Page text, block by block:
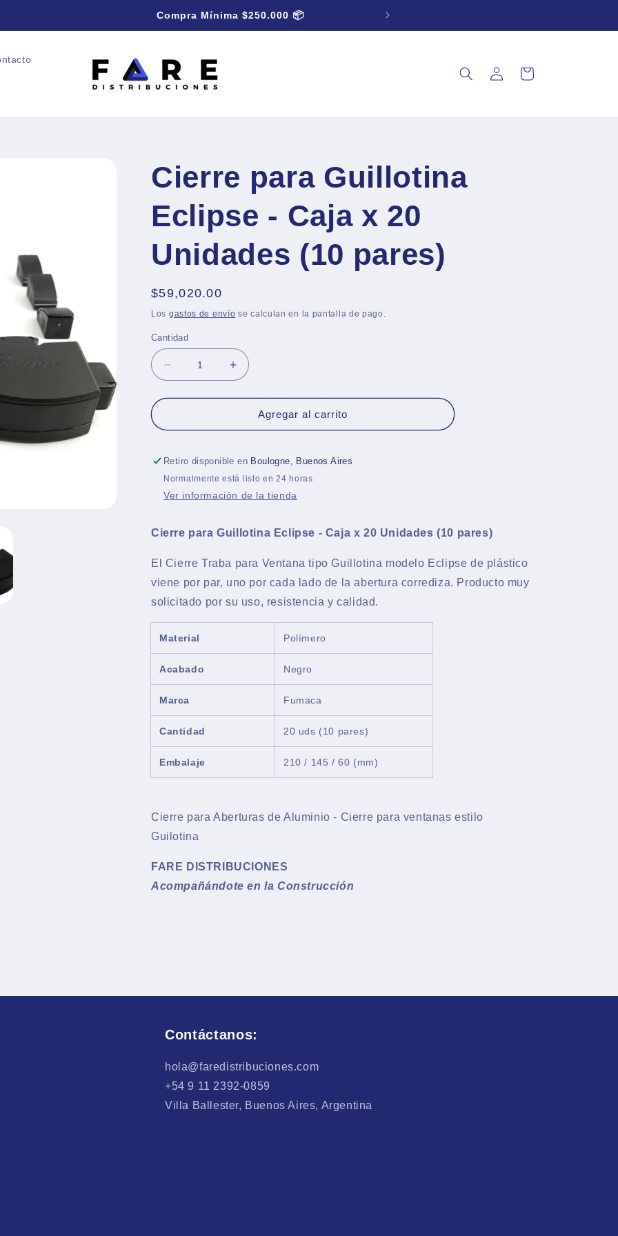
Compra Mínima $250.000 📦
sesión
Carrito
Cierre para Guillotina
Eclipse - Caja x 20
Unidades (10 pares)
Precio
habitual
$59,020.00
Los gastos de envío se calculan en la pantalla de pago.
Cantidad
Reducir
cantidad
para
para
Eclipse
-
x
Unidades
pares)
Aumentar
cantidad
para
Cierre
para
Eclipse
-
x
Unidades
pares)
Agregar al carrito
Retiro disponible en Boulogne, Buenos Aires
Normalmente está listo en 24 horas
Ver información de la tienda
Cierre para Guillotina Eclipse - Caja x 20 Unidades (10 pares)
El Cierre Traba para Ventana tipo Guillotina modelo Eclipse de plástico
viene por par, uno por cada lado de la abertura corrediza. Producto muy
solicitado por su uso, resistencia y calidad.
Material Polímero
Acabado Negro
Marca Fumaca
Cantidad 20 uds (10 pares)
Embalaje 210 / 145 / 60 (mm)
Cierre para Aberturas de Aluminio - Cierre para ventanas estilo
Guilotina
FARE DISTRIBUCIONES
Acompañándote en la Construcción
Contáctanos:
hola@faredistribuciones.com
+54 9 11 2392-0859
Villa Ballester, Buenos Aires, Argentina